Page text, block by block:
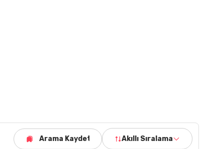
Arama Kaydet Akıllı Sıralama